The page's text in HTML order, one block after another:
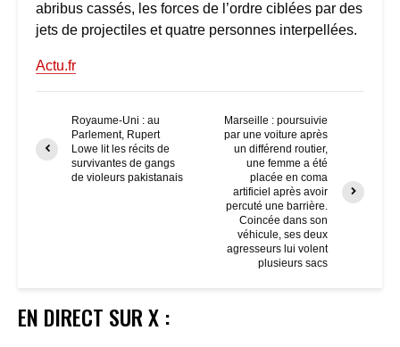
abribus cassés, les forces de l’ordre ciblées par des
jets de projectiles et quatre personnes interpellées.
Actu.fr
Royaume-Uni : au
Parlement, Rupert
Lowe lit les récits de
survivantes de gangs
de violeurs pakistanais
Marseille : poursuivie
par une voiture après
un différend routier,
une femme a été
placée en coma
artificiel après avoir
percuté une barrière.
Coincée dans son
véhicule, ses deux
agresseurs lui volent
plusieurs sacs
EN DIRECT SUR X :